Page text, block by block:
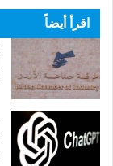
اقرأ أيضاً